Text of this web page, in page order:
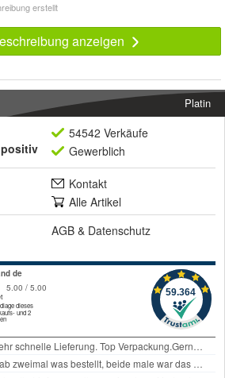
erstellt
anzeigen
Platin
positiv
54542 Verkäufe
Gewerblich
Kontakt
Alle Artikel
AGB & Datenschutz